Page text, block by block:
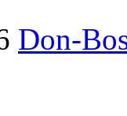
Don-